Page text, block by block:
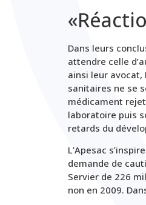
Dans leurs
attendre celle
ainsi leur avocat,
sanitaires ne se
médicament
laboratoire puis
retards du
L’Apesac
demande de
Servier de 226
non en 2009.